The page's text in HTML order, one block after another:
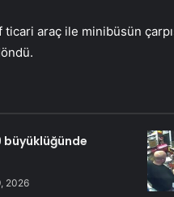
ticari araç ile minibüsün
büyüklüğünde
2026